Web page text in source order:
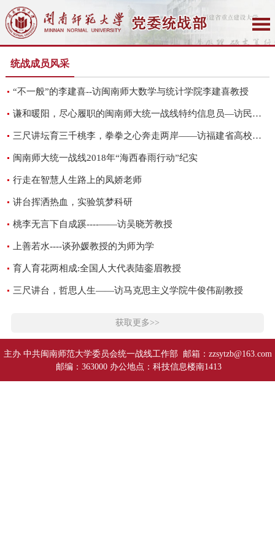
统战成员风采
“不一般”的李建喜--访闽南师大数学与统计学院李建喜教授
谦和暖阳，尽心履职的闽南师大统一战线特约信息员—访民盟总支副主委王旭辉副教授
三尺讲坛育三千桃李，拳拳之心奔走两岸——访福建省高校特色新型智库两岸一家亲研究院执行院长、首席专家陈丽丽教授
闽南师大统一战线2018年“海西春雨行动”纪实
行走在智慧人生路上的凤娇老师
讲台挥洒热血，实验筑梦科研
桃李无言下自成蹊----——访吴晓芳教授
上善若水----谈孙媛教授的为师为学
育人育花两相成:全国人大代表陆銮眉教授
三尺讲台，哲思人生——访马克思主义学院牛俊伟副教授
获取更多>>
主办 中共闽南师范大学委员会统一战线工作部 邮箱：zzsytzb@163.com
邮编：363000 办公地点：科技信息楼南1413